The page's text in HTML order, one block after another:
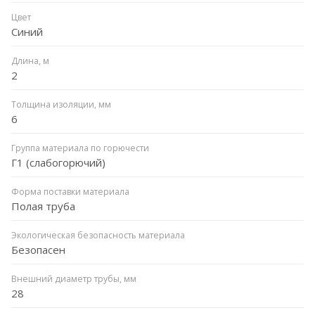
Цвет
Синий
Длина, м
2
Толщина изоляции, мм
6
Группа материала по горючести
Г1 (слабогорючий)
Форма поставки материала
Полая труба
Экологическая безопасность материала
Безопасен
Внешний диаметр трубы, мм
28